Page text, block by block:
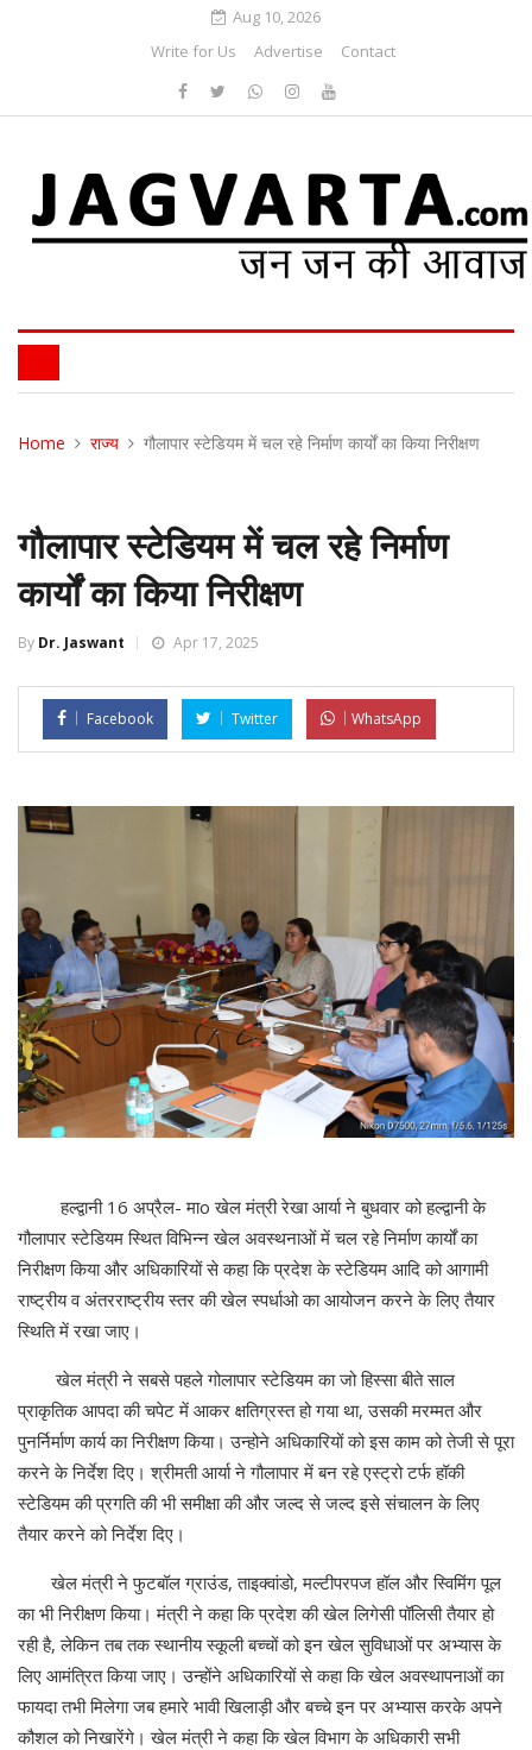
Aug 10, 2026
Write for Us
Advertise Contact
Home राज्य गौलापार स्टेडियम में चल रहे निर्माण कार्यों का किया निरीक्षण
गौलापार स्टेडियम में चल रहे निर्माण
कार्यों का किया निरीक्षण
By Dr. Jaswant Apr 17, 2025
Facebook Twitter WhatsApp
हल्द्वानी 16 अप्रैल- माo खेल मंत्री रेखा आर्या ने बुधवार को हल्द्वानी के
गौलापार स्टेडियम स्थित विभिन्न खेल अवस्थनाओं में चल रहे निर्माण कार्यों का
निरीक्षण किया और अधिकारियों से कहा कि प्रदेश के स्टेडियम आदि को आगामी
राष्ट्रीय व अंतरराष्ट्रीय स्तर की खेल स्पर्धाओ का आयोजन करने के लिए तैयार
स्थिति में रखा जाए।
खेल मंत्री ने सबसे पहले गोलापार स्टेडियम का जो हिस्सा बीते साल
प्राकृतिक आपदा की चपेट में आकर क्षतिग्रस्त हो गया था, उसकी मरम्मत और
पुनर्निर्माण कार्य का निरीक्षण किया। उन्होने अधिकारियों को इस काम को तेजी से पूरा
करने के निर्देश दिए। श्रीमती आर्या ने गौलापार में बन रहे एस्ट्रो टर्फ हॉकी
स्टेडियम की प्रगति की भी समीक्षा की और जल्द से जल्द इसे संचालन के लिए
तैयार करने को निर्देश दिए।
खेल मंत्री ने फुटबॉल ग्राउंड, ताइक्वांडो, मल्टीपरपज हॉल और स्विमिंग पूल
का भी निरीक्षण किया। मंत्री ने कहा कि प्रदेश की खेल लिगेसी पॉलिसी तैयार हो
रही है, लेकिन तब तक स्थानीय स्कूली बच्चों को इन खेल सुविधाओं पर अभ्यास के
लिए आमंत्रित किया जाए। उन्होंने अधिकारियों से कहा कि खेल अवस्थापनाओं का
फायदा तभी मिलेगा जब हमारे भावी खिलाड़ी और बच्चे इन पर अभ्यास करके अपने
कौशल को निखारेंगे। खेल मंत्री ने कहा कि खेल विभाग के अधिकारी सभी